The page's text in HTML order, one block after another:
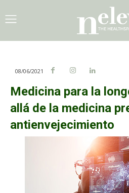
08/06/2021
Medicina para la
allá de la medicina
antienvejecimiento